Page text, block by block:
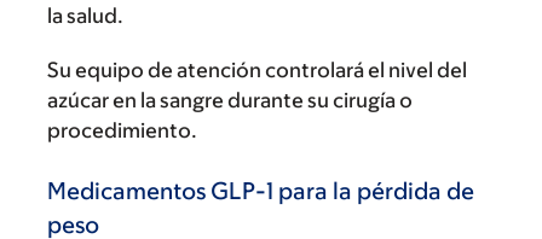
la salud.
Su equipo de atención controlará el nivel del
azúcar en la sangre durante su cirugía o
procedimiento.
Medicamentos GLP-1 para la pérdida de
peso